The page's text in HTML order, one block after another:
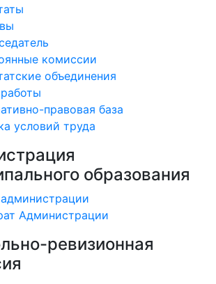
комиссии
объединения
правовая база
условий труда
образования
Администрации
ревизионная